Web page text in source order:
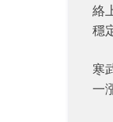
絡
穩
寒
一